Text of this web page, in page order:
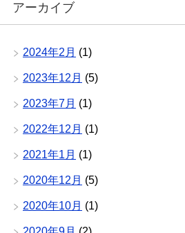
アーカイブ
2024年2月 (1)
2023年12月 (5)
2023年7月 (1)
2022年12月 (1)
2021年1月 (1)
2020年12月 (5)
2020年10月 (1)